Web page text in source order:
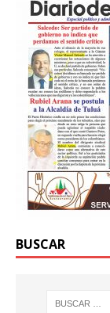
BUSCAR